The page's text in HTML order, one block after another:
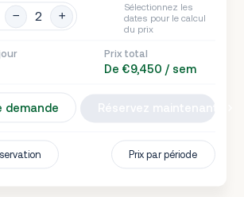
Sélectionnez les
dates pour le calcul
du prix
Prix total
De €9,450 / sem
demande
Prix par période